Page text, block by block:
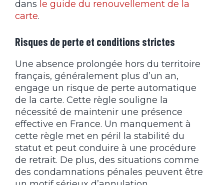
dans le guide du renouvellement de la
carte.
Risques de perte et conditions strictes
Une absence prolongée hors du territoire
français, généralement plus d’un an,
engage un risque de perte automatique
de la carte. Cette règle souligne la
nécessité de maintenir une présence
effective en France. Un manquement à
cette règle met en péril la stabilité du
statut et peut conduire à une procédure
de retrait. De plus, des situations comme
des condamnations pénales peuvent être